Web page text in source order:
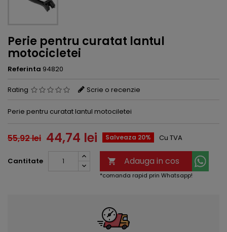
Perie pentru curatat lantul
motocicletei
Referinta 94820
Rating Scrie o recenzie
Perie pentru curatat lantul motociletei
55,92 lei 44,74 lei Salveaza 20% Cu TVA
Cantitate  Adauga in cos
*comanda rapid prin Whatsapp!